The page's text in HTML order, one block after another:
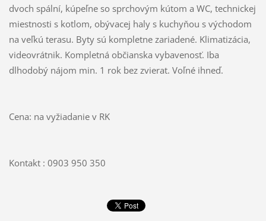
dvoch spální, kúpeľne so sprchovým kútom a WC, technickej
miestnosti s kotlom, obývacej haly s kuchyňou s východom
na veľkú terasu. Byty sú kompletne zariadené. Klimatizácia,
videovrátnik. Kompletná občianska vybavenosť. Iba
dlhodobý nájom min. 1 rok bez zvierat. Voľné ihneď.
Cena: na vyžiadanie v RK
Kontakt : 0903 950 350